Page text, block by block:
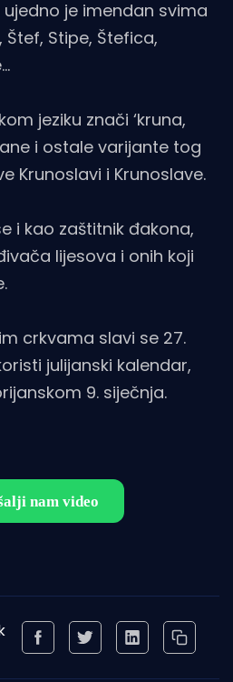
je imendan svima
Štef, Stipe, Štefica,
jeziku znači ‘kruna,
i ostale varijante tog
Krunoslavi i Krunoslave.
i kao zaštitnik đakona,
lijesova i onih koji
crkvama slavi se 27.
julijanski kalendar,
9. siječnja.